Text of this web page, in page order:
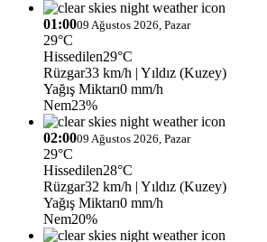
01:0009 Ağustos 2026, Pazar
29°C
Hissedilen29°C
Rüzgar33 km/h | Yıldız (Kuzey)
Yağış Miktarı0 mm/h
Nem23%
02:0009 Ağustos 2026, Pazar
29°C
Hissedilen28°C
Rüzgar32 km/h | Yıldız (Kuzey)
Yağış Miktarı0 mm/h
Nem20%